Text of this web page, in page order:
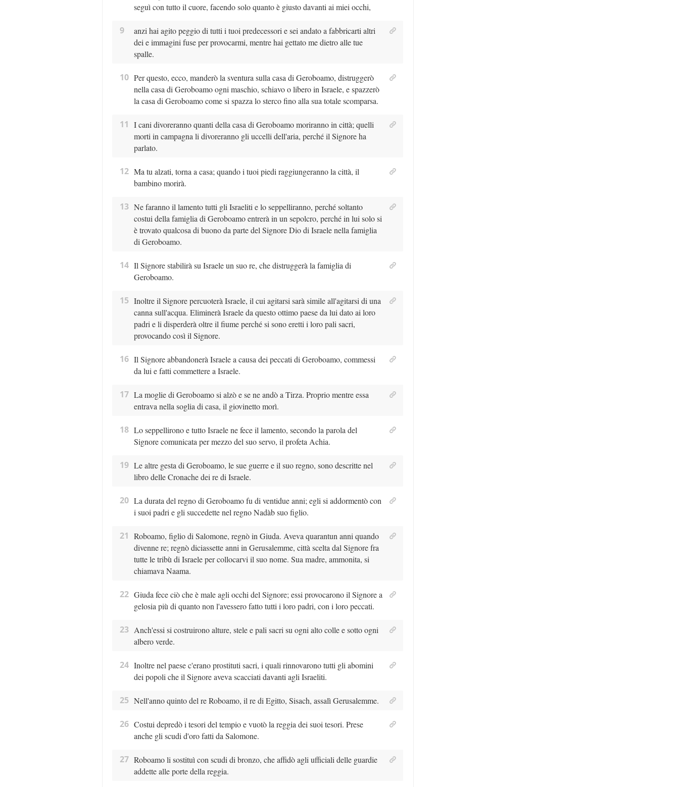
seguì con tutto il cuore, facendo solo quanto è giusto davanti ai miei occhi,
9
anzi hai agito peggio di tutti i tuoi predecessori e sei andato a fabbricarti altri
dei e immagini fuse per provocarmi, mentre hai gettato me dietro alle tue
spalle.
10 Per questo, ecco, manderò la sventura sulla casa di Geroboamo, distruggerò
nella casa di Geroboamo ogni maschio, schiavo o libero in Israele, e spazzerò
la casa di Geroboamo come si spazza lo sterco fino alla sua totale scomparsa.
11 I cani divoreranno quanti della casa di Geroboamo moriranno in città; quelli
morti in campagna li divoreranno gli uccelli dell'aria, perché il Signore ha
parlato.
12 Ma tu alzati, torna a casa; quando i tuoi piedi raggiungeranno la città, il
bambino morirà.
13 Ne faranno il lamento tutti gli Israeliti e lo seppelliranno, perché soltanto
costui della famiglia di Geroboamo entrerà in un sepolcro, perché in lui solo si
è trovato qualcosa di buono da parte del Signore Dio di Israele nella famiglia
di Geroboamo.
14 Il Signore stabilirà su Israele un suo re, che distruggerà la famiglia di
Geroboamo.
15 Inoltre il Signore percuoterà Israele, il cui agitarsi sarà simile all'agitarsi di una
canna sull'acqua. Eliminerà Israele da questo ottimo paese da lui dato ai loro
padri e li disperderà oltre il fiume perché si sono eretti i loro pali sacri,
provocando così il Signore.
16 Il Signore abbandonerà Israele a causa dei peccati di Geroboamo, commessi
da lui e fatti commettere a Israele.
17 La moglie di Geroboamo si alzò e se ne andò a Tirza. Proprio mentre essa
entrava nella soglia di casa, il giovinetto morì.
18 Lo seppellirono e tutto Israele ne fece il lamento, secondo la parola del
Signore comunicata per mezzo del suo servo, il profeta Achia.
19 Le altre gesta di Geroboamo, le sue guerre e il suo regno, sono descritte nel
libro delle Cronache dei re di Israele.
20 La durata del regno di Geroboamo fu di ventidue anni; egli si addormentò con
i suoi padri e gli succedette nel regno Nadàb suo figlio.
21 Roboamo, figlio di Salomone, regnò in Giuda. Aveva quarantun anni quando
divenne re; regnò diciassette anni in Gerusalemme, città scelta dal Signore fra
tutte le tribù di Israele per collocarvi il suo nome. Sua madre, ammonita, si
chiamava Naama.
22 Giuda fece ciò che è male agli occhi del Signore; essi provocarono il Signore a
gelosia più di quanto non l'avessero fatto tutti i loro padri, con i loro peccati.
23 Anch'essi si costruirono alture, stele e pali sacri su ogni alto colle e sotto ogni
albero verde.
24 Inoltre nel paese c'erano prostituti sacri, i quali rinnovarono tutti gli abomini
dei popoli che il Signore aveva scacciati davanti agli Israeliti.
25 Nell'anno quinto del re Roboamo, il re di Egitto, Sisach, assalì Gerusalemme.
26 Costui depredò i tesori del tempio e vuotò la reggia dei suoi tesori. Prese
anche gli scudi d'oro fatti da Salomone.
27 Roboamo li sostituì con scudi di bronzo, che affidò agli ufficiali delle guardie
addette alle porte della reggia.